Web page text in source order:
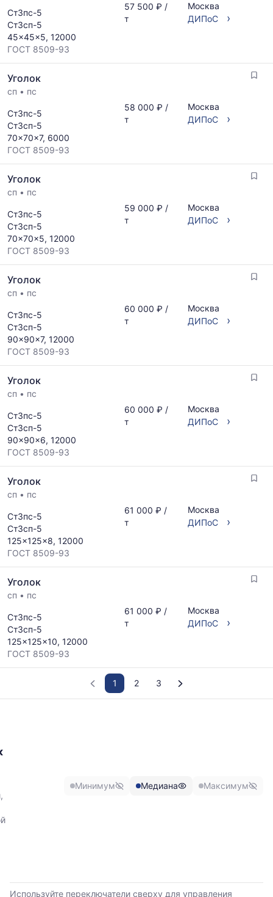
Ст3пс-5
Ст3сп-5
45x45x5, 12000
ГОСТ 8509-93
57 500 ₽ /
т
Москва
ДИПоС
›
Уголок
сп • пс
Ст3пс-5
Ст3сп-5
70x70x7, 6000
ГОСТ 8509-93
58 000 ₽ /
т
Москва
ДИПоС
›
Уголок
сп • пс
Ст3пс-5
Ст3сп-5
70x70x5, 12000
ГОСТ 8509-93
59 000 ₽ /
т
Москва
ДИПоС
›
Уголок
сп • пс
Ст3пс-5
Ст3сп-5
90x90x7, 12000
ГОСТ 8509-93
60 000 ₽ /
т
Москва
ДИПоС
›
Уголок
сп • пс
Ст3пс-5
Ст3сп-5
90x90x6, 12000
ГОСТ 8509-93
60 000 ₽ /
т
Москва
ДИПоС
›
Уголок
сп • пс
Ст3пс-5
Ст3сп-5
125x125x8, 12000
ГОСТ 8509-93
61 000 ₽ /
т
Москва
ДИПоС
›
Уголок
сп • пс
Ст3пс-5
Ст3сп-5
125x125x10, 12000
ГОСТ 8509-93
61 000 ₽ /
т
Москва
ДИПоС
›
1 2 3
максимальной
последние
Минимум Медиана Максимум
Используйте переключатели сверху для управления